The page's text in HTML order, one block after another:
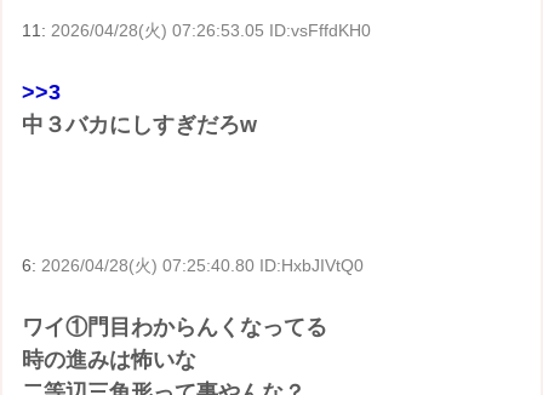
11: 2026/04/28(火) 07:26:53.05 ID:vsFffdKH0
>>3
中３バカにしすぎだろw
6:2026/04/28(火) 07:25:40.80 ID:HxbJIVtQ0
ワイ①門目わからんくなってる
時の進みは怖いな